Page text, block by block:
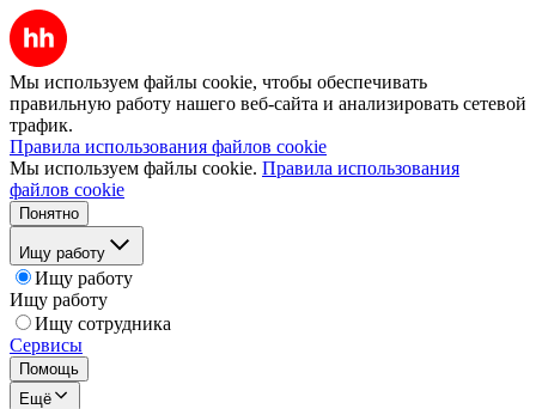
Мы используем файлы cookie, чтобы обеспечивать
правильную работу нашего веб-сайта и анализировать сетевой
трафик.
Правила использования файлов cookie
Мы используем файлы cookie. Правила использования
файлов cookie
Понятно
Ищу работу
Ищу работу
Ищу работу
Ищу сотрудника
Сервисы
Помощь
Ещё